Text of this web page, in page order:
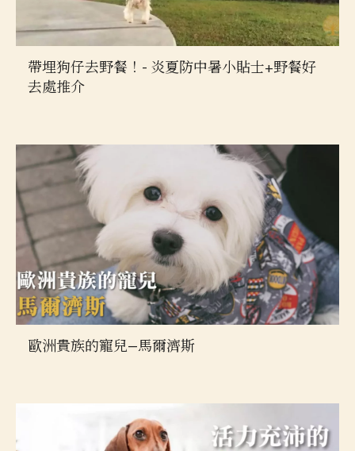
帶埋狗仔去野餐！- 炎夏防中暑小貼士+野餐好
去處推介
歐洲貴族的寵兒—馬爾濟斯